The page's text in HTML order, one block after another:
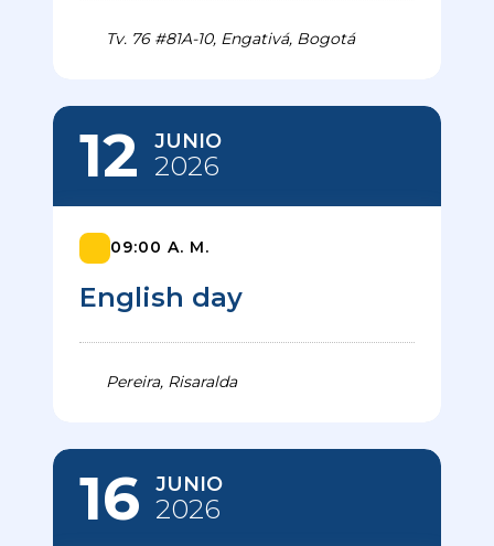
Tv. 76 #81A-10, Engativá, Bogotá
12 JUNIO
2026
09:00 A. M.
English day
Pereira, Risaralda
16 JUNIO
2026